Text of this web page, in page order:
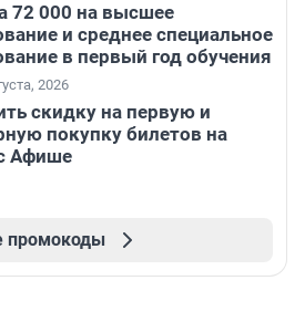
72 000 на высшее
и среднее специальное
в первый год обучения
2026
скидку на первую и
покупку билетов на
Афише
промокоды